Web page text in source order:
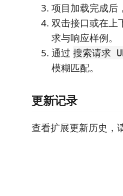
项目加载完成后
双击接口或在上
求与响应样例。
通过 搜索请求
模糊匹配。
更新记录
查看扩展更新历史，